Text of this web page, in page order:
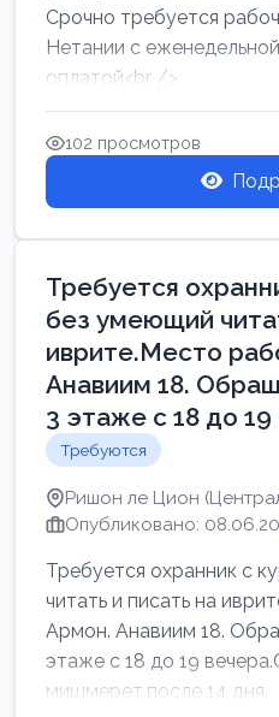
Срочно требуется
Нетании с
оплатой<br />
Свежие вакансии в
102 просмотров
Требуется
без умеющий
иврите.Место
Анавиим 18.
3 этаже с 18 до 19
Требуются
Ришон ле Цион
Опубликовано:
Требуется охранник с
читать и писать на
Армон. Анавиим 18.
этаже с 18 до 19
мишмерет.после 14 дня